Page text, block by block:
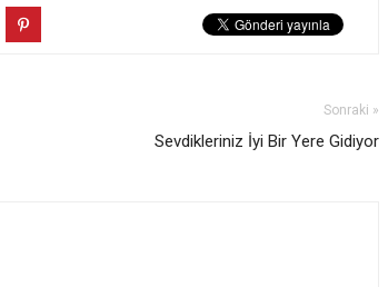
Sonraki »
Sevdikleriniz İyi Bir Yere Gidiyor